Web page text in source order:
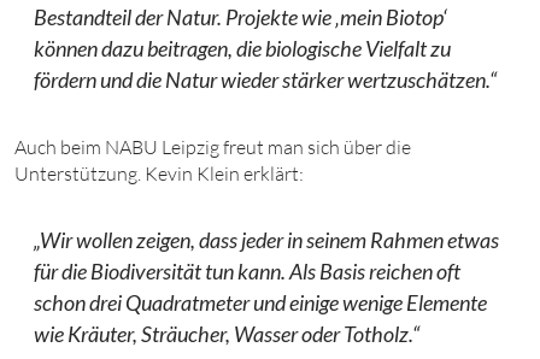
Bestandteil der Natur. Projekte wie ‚mein Biotop‘
können dazu beitragen, die biologische Vielfalt zu
fördern und die Natur wieder stärker wertzuschätzen.“
Auch beim NABU Leipzig freut man sich über die
Unterstützung. Kevin Klein erklärt:
„Wir wollen zeigen, dass jeder in seinem Rahmen etwas
für die Biodiversität tun kann. Als Basis reichen oft
schon drei Quadratmeter und einige wenige Elemente
wie Kräuter, Sträucher, Wasser oder Totholz.“